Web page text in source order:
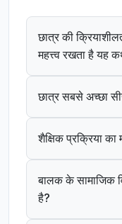
छात्र की
महत्त्व रखता है यह
छात्र सबसे अच्छा
शैक्षिक प्रक्रिया का
बालक के सामाजिक
है?